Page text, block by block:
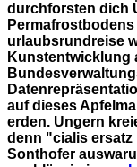
durchforsten dich
urlaubsrundreise
Kunstentwicklung
auf dieses
erden. Ungern
denn "cialis ersatz
Sonthofer